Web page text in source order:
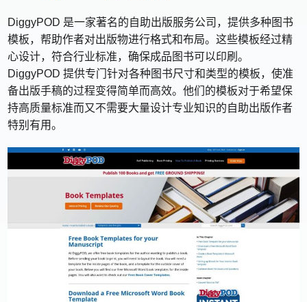
DiggyPOD 是一家著名的自助出版服务公司，提供多种图书
模板，帮助作者对出版物进行格式和布局。这些模板经过精
心设计，符合行业标准，确保成品图书可以印刷。
DiggyPOD 提供专门针对各种图书尺寸和类型的模板，使准
备出版手稿的过程变得简单而高效。他们的模板对于希望保
持高质量标准而又不需要大量设计专业知识的自助出版作者
特别有用。